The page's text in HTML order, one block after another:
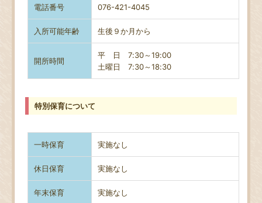
電話番号 076-421-4045
入所可能年齢 生後９か月から
開所時間
平 日 7:30～19:00
土曜日7:30～18:30
特別保育について
一時保育 実施なし
休日保育 実施なし
年末保育 実施なし